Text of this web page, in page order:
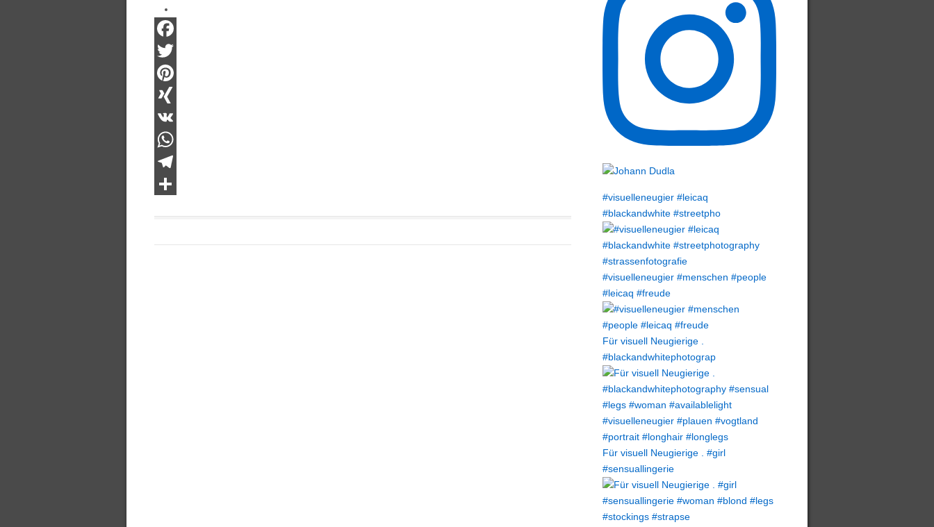
Facebook
Twitter
Pinterest
XING
VK
WhatsApp
Telegram
#visuelleneugier #leicaq
#blackandwhite #streetpho
#visuelleneugier #menschen #people
#leicaq #freude
Für visuell Neugierige .
#blackandwhitephotograp
Für visuell Neugierige . #girl
#sensuallingerie